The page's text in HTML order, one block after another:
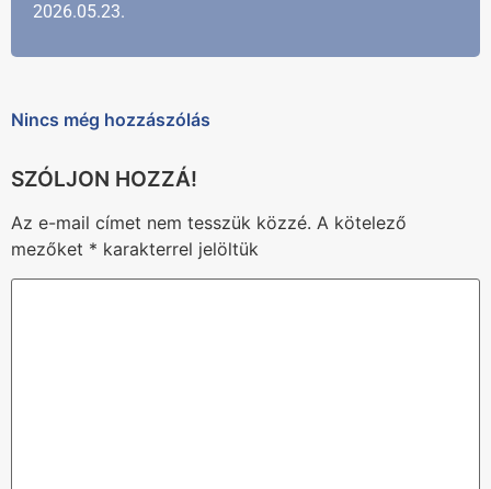
2026.05.23.
Nincs még hozzászólás
Az e-mail címet nem tesszük közzé. A kötelező
mezőket * karakterrel jelöltük